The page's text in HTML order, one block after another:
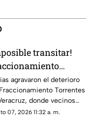
transitar!
en Veracruz
´destrozado´
baches y lodo
agravaron el deterioro
Torrentes
donde vecinos
meses de abandono
07, 2026 11:32 a. m.